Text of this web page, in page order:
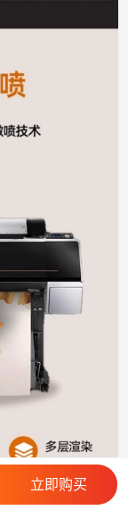
立即购买